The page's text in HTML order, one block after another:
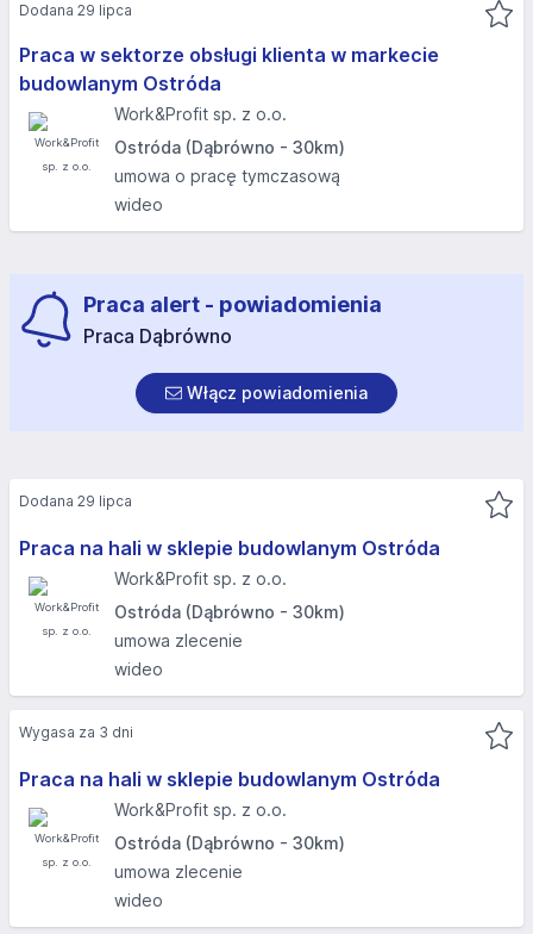
Praca w sektorze obsługi klienta w markecie
budowlanym Ostróda
Work&Profit sp. z o.o.
Ostróda (Dąbrówno - 30km)
umowa o pracę tymczasową
wideo
Dodana 29 lipca
Praca alert - powiadomienia
Praca Dąbrówno
Włącz powiadomienia
Praca na hali w sklepie budowlanym Ostróda
Work&Profit sp. z o.o.
Ostróda (Dąbrówno - 30km)
umowa zlecenie
wideo
Dodana 29 lipca
Praca na hali w sklepie budowlanym Ostróda
Work&Profit sp. z o.o.
Ostróda (Dąbrówno - 30km)
umowa zlecenie
wideo
Wygasa za 3 dni